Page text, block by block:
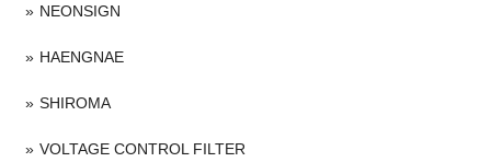
NEONSIGN
HAENGNAE
SHIROMA
VOLTAGE CONTROL FILTER